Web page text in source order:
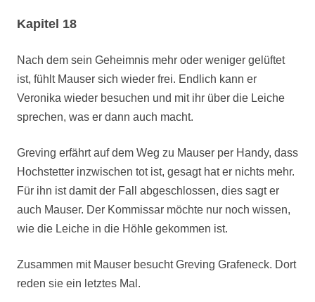
Kapitel 18
Nach dem sein Geheimnis mehr oder weniger gelüftet
ist, fühlt Mauser sich wieder frei. Endlich kann er
Veronika wieder besuchen und mit ihr über die Leiche
sprechen, was er dann auch macht.
Greving erfährt auf dem Weg zu Mauser per Handy, dass
Hochstetter inzwischen tot ist, gesagt hat er nichts mehr.
Für ihn ist damit der Fall abgeschlossen, dies sagt er
auch Mauser. Der Kommissar möchte nur noch wissen,
wie die Leiche in die Höhle gekommen ist.
Zusammen mit Mauser besucht Greving Grafeneck. Dort
reden sie ein letztes Mal.